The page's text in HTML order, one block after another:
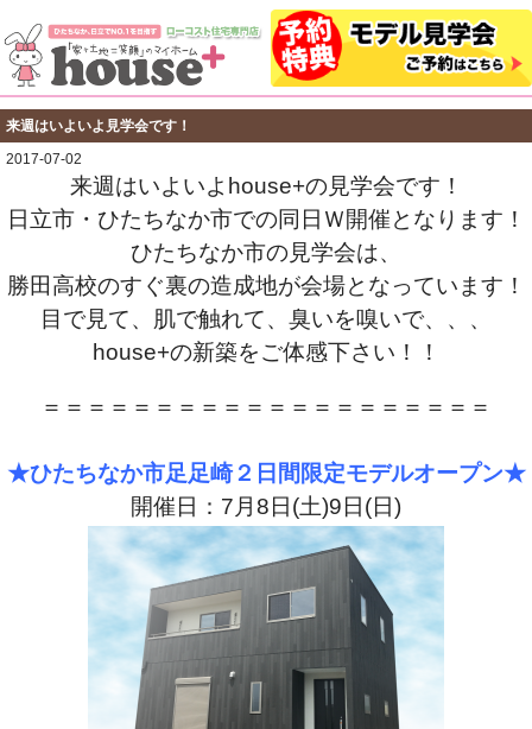
来週はいよいよ見学会です！
2017-07-02
来週はいよいよhouse+の見学会です！
日立市・ひたちなか市での同日Ｗ開催となります！
ひたちなか市の見学会は、
勝田高校のすぐ裏の造成地が会場となっています！
目で見て、肌で触れて、 臭いを嗅いで、、、
house+の新築をご体感下さい！！
＝＝＝＝＝＝＝＝＝＝＝＝＝＝＝＝＝＝＝＝
★ひたちなか市足足崎２日間限定モデルオープン★
開催日：7月8日(土)9日(日)